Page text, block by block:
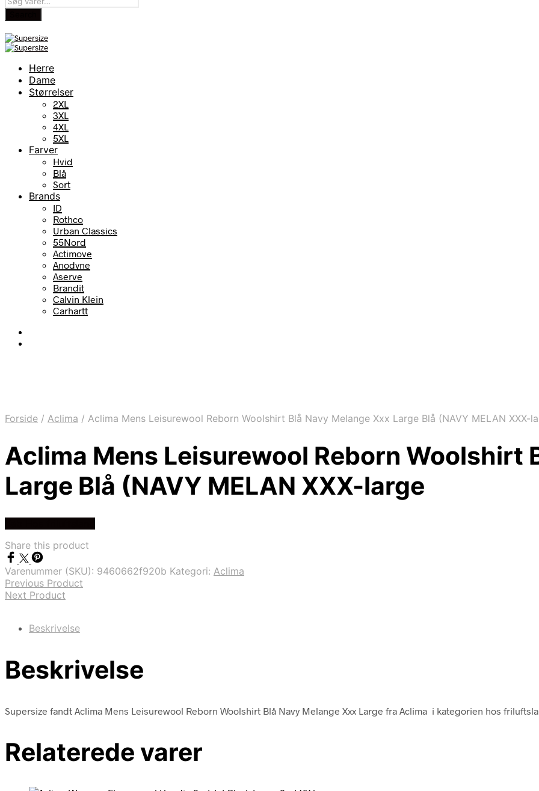
Herre
Dame
Størrelser
2XL
3XL
4XL
5XL
Farver
Hvid
Blå
Sort
Brands
ID
Rothco
Urban Classics
55Nord
Actimove
Anodyne
Aserve
Brandit
Calvin Klein
Carhartt
Forside / Aclima / Aclima Mens Leisurewool Reborn Woolshirt Blå Navy Melange Xxx Large Blå (NAVY MELAN XXX-
Aclima Mens Leisurewool Reborn Woolshirt
Large Blå (NAVY MELAN XXX-large
Share this product
Varenummer (SKU): 9460662f920b Kategori: Aclima
Previous Product
Next Product
Beskrivelse
Beskrivelse
Supersize fandt Aclima Mens Leisurewool Reborn Woolshirt Blå Navy Melange Xxx Large fra Aclima i kategorien hos
Relaterede varer